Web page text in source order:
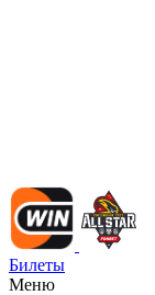
Билеты
Меню